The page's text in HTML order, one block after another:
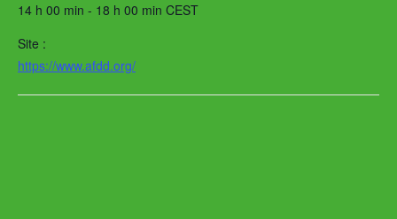
14 h 00 min - 18 h 00 min CEST
Site :
https://www.afdd.org/